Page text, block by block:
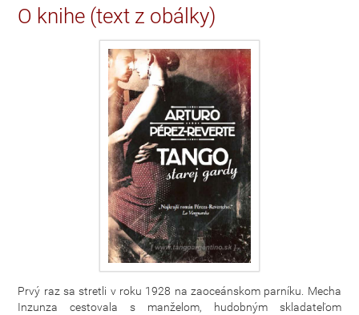
O knihe (text z obálky)
Prvý raz sa stretli v roku 1928 na zaoceánskom parníku. Mecha
Inzunza cestovala s manželom, hudobným skladateľom